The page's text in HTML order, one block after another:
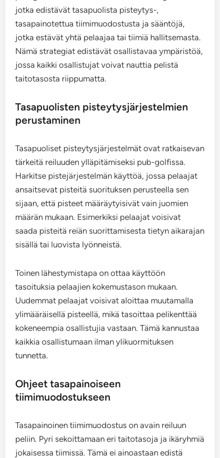
jotka edistävät tasapuolista pisteytys-,
tasapainotettua tiimimuodostusta ja sääntöjä,
jotka estävät yhtä pelaajaa tai tiimiä hallitsemasta.
Nämä strategiat edistävät osallistavaa ympäristöä,
jossa kaikki osallistujat voivat nauttia pelistä
taitotasosta riippumatta.
Tasapuolisten pisteytysjärjestelmien
perustaminen
Tasapuoliset pisteytysjärjestelmät ovat ratkaisevan
tärkeitä reiluuden ylläpitämiseksi pub-golfissa.
Harkitse pistejärjestelmän käyttöä, jossa pelaajat
ansaitsevat pisteitä suorituksen perusteella sen
sijaan, että pisteet määräytyisivät vain juomien
määrän mukaan. Esimerkiksi pelaajat voisivat
saada pisteitä reiän suorittamisesta tietyn aikarajan
sisällä tai luovista lyönneistä.
Toinen lähestymistapa on ottaa käyttöön
tasoituksia pelaajien kokemustason mukaan.
Uudemmat pelaajat voisivat aloittaa muutamalla
ylimääräisellä pisteellä, mikä tasoittaa pelikenttää
kokeneempia osallistujia vastaan. Tämä kannustaa
kaikkia osallistumaan ilman ylikuormituksen
tunnetta.
Ohjeet tasapainoiseen
tiimimuodostukseen
Tasapainoinen tiimimuodostus on avain reiluun
peliin. Pyri sekoittamaan eri taitotasoja ja ikäryhmiä
jokaisessa tiimissä. Tämä ei ainoastaan edistä